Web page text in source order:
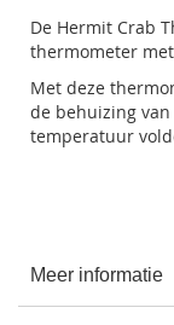
De Hermit Crab
thermometer
Met deze
de behuizing
temperatuur
Meer informatie